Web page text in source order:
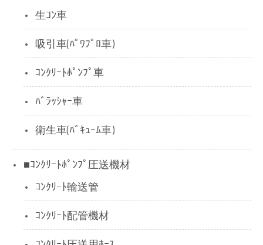
生ｺﾝ車
吸引車(ﾊﾟﾜﾌﾟﾛ車)
ｺﾝｸﾘｰﾄﾎﾟﾝﾌﾟ車
ﾊﾞﾗｯｼｬｰ車
衛生車(ﾊﾞｷｭｰﾑ車)
■ｺﾝｸﾘｰﾄﾎﾟﾝﾌﾟ圧送機材
ｺﾝｸﾘｰﾄ輸送管
ｺﾝｸﾘｰﾄ配管機材